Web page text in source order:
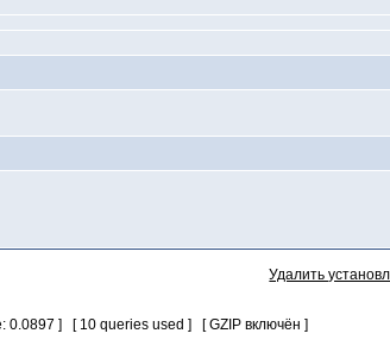
Удалить
0.0897 ] [ 10 queries used ] [ GZIP включён ]